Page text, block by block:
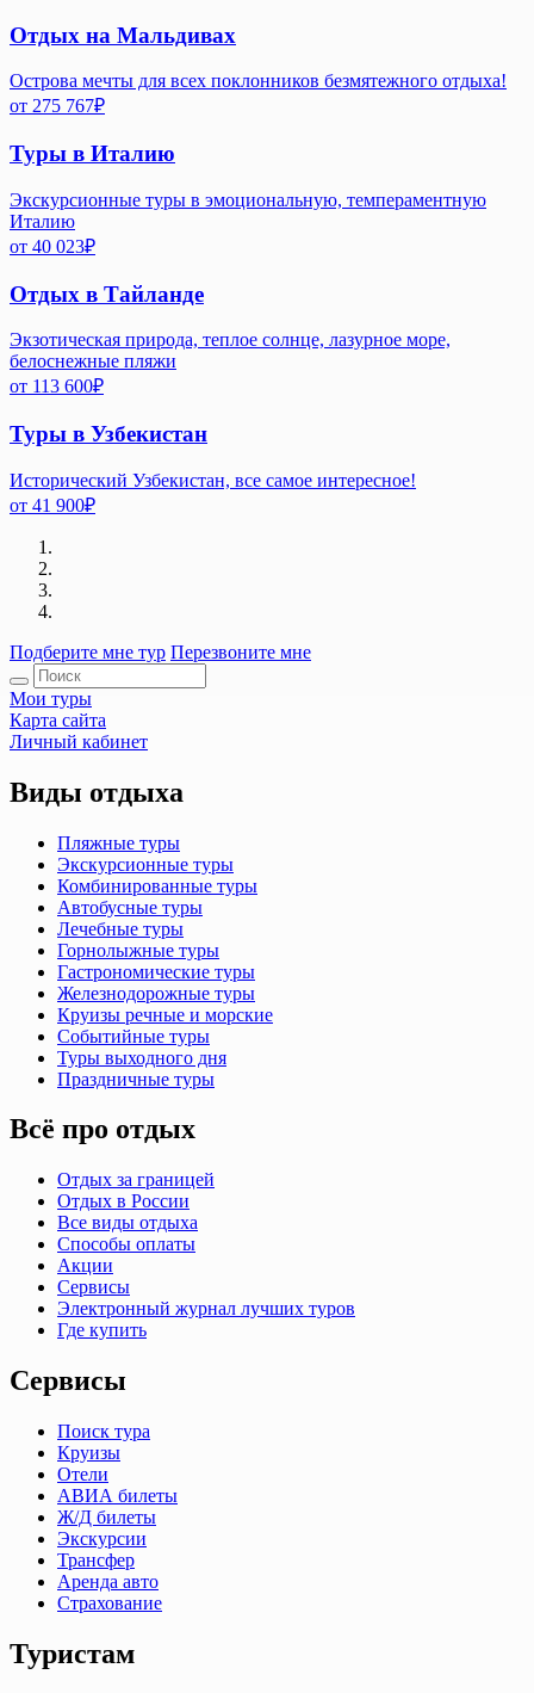
Отдых на Мальдивах
Острова мечты для всех поклонников безмятежного отдыха!
от 275 767₽
Туры в Италию
Экскурсионные туры в эмоциональную, темпераментную
Италию
от 40 023₽
Отдых в Тайланде
Экзотическая природа, теплое солнце, лазурное море,
белоснежные пляжи
от 113 600₽
Туры в Узбекистан
Исторический Узбекистан, все самое интересное!
от 41 900₽
Подберите мне тур Перезвоните мне
Мои туры
Карта сайта
Личный кабинет
Виды отдыха
Пляжные туры
Экскурсионные туры
Комбинированные туры
Автобусные туры
Лечебные туры
Горнолыжные туры
Гастрономические туры
Железнодорожные туры
Круизы речные и морские
Событийные туры
Туры выходного дня
Праздничные туры
Всё про отдых
Отдых за границей
Отдых в России
Все виды отдыха
Способы оплаты
Акции
Сервисы
Электронный журнал лучших туров
Где купить
Сервисы
Поиск тура
Круизы
Отели
АВИА билеты
Ж/Д билеты
Экскурсии
Трансфер
Аренда авто
Страхование
Туристам